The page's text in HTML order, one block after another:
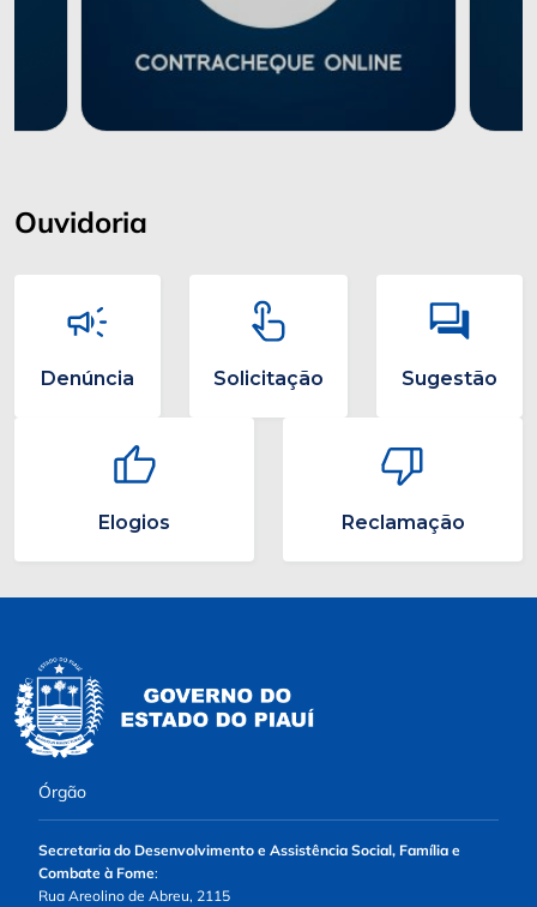
Ouvidoria
Denúncia Solicitação Sugestão
Elogios Reclamação
Órgão
Secretaria do Desenvolvimento e Assistência Social, Família e
Combate à Fome:
Rua Areolino de Abreu, 2115